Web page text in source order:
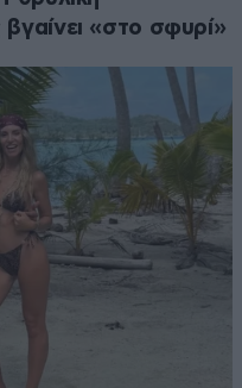
«στο σφυρί»